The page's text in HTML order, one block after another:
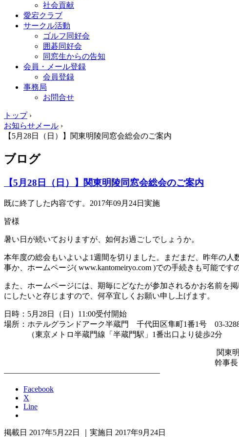
社会貢献
愛宕クラブ
サークル活動
ゴルフ同好会
囲碁同好会
同窓生からの告知
会員・メール登録
会員登録
事務局
お問合せ
トップ›
お知らせメール ›
【5月28日（日）】関東明陵同窓会総会のご案内
ブログ
【5月28日（日）】関東明陵同窓会総会のご案内
既に終了した内容です。2017年09月24日実施
皆様
暑い日が続いておりますが、如何お過ごしでしょうか。
本年度の総会もいよいよ1週間を切りました。まだまだ、昨年の
事か、ホームページ( www.kantomeiryo.com )での手続きも可能です
また、ホームページには、期毎にどなたが参加されるかお名前を
にしたいと存じますので、何卒宜しくお願い申し上げます。
日時：5月28日（日）11:00受付開始
場所：ホテルグランドアーク半蔵門 千代田区隼町1番1号 03-
（東京メトロ半蔵門線「半蔵門駅」1番出口より徒歩2分
関東明陵同窓
幹事長 友田
————————————————————
Facebook
X
Line
掲載日 2017年5月22日 ｜実施日 2017年9月24日